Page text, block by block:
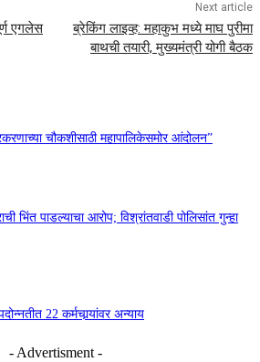
एगलेस
Next article
ब्रेकिंग लाइव्ह: महाकुभ मध्ये माघ पुरीमा
बाथची तयारी, मुख्यमंत्री योगी बैठक
चौकशीसाठी महापालिकेसमोर आंदोलन”
भिंत पाडल्याचा आरोप; विश्रांतवाडी पोलिसांत गुन्हा
22 कर्मचार्‍यांवर अन्याय
- Advertisment -